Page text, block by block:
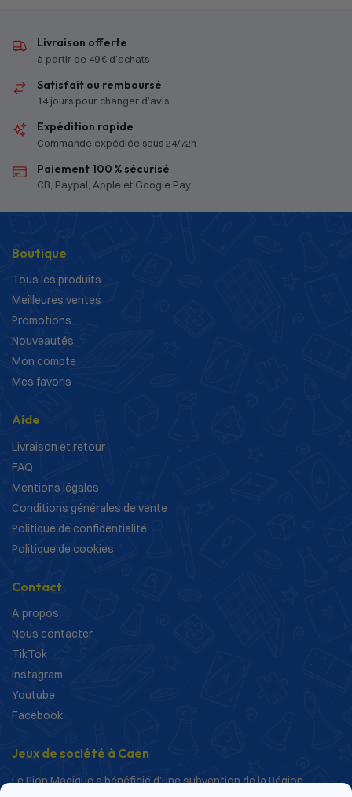
Livraison offerte
à partir de 49 € d’achats
Satisfait ou remboursé
14 jours pour changer d’avis
Expédition rapide
Commande expédiée sous 24/72h
Paiement 100 % sécurisé
CB, Paypal, Apple et Google Pay
Boutique
Tous les produits
Meilleures ventes
Promotions
Nouveautés
Mon compte
Mes favoris
Aide
Livraison et retour
FAQ
Mentions légales
Conditions générales de vente
Politique de confidentialité
Politique de cookies
Contact
A propos
Nous contacter
TikTok
Instagram
Youtube
Facebook
Jeux de société à Caen
Le Pion Magique a bénéficié d’une subvention de la Région